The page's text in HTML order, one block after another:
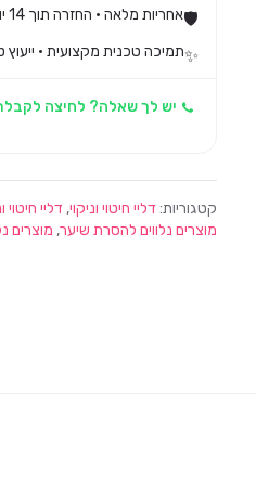
🛡️אחריות מלאה · החזרה תוך 14 יום לפי חוק הגנת הצרכן
✨תמיכה טכנית מקצועית · ייעוץ
יש לך שאלה? לחיצה
קטגוריות:דליי חיטוי וניקוי, דליי חיטוי
מוצרים נלווים להסרת שיער, מוצרים